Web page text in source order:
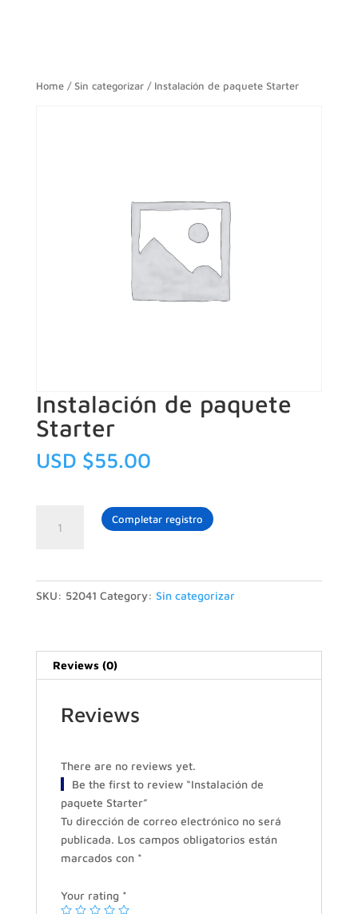
Home/ Sin categorizar/ Instalación de paquete Starter
Instalación de paquete
Starter
USD $55.00
Completar registro
SKU: 52041 Category: Sin categorizar
Reviews (0)
Reviews
There are no reviews yet.
Be the first to review “Instalación de
paquete Starter”
Tu dirección de correo electrónico no será
publicada. Los campos obligatorios están
marcados con *
Your rating *